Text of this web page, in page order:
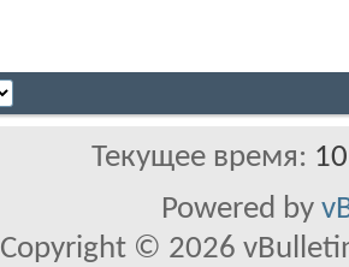
Текущее время:
Powered by
Copyright © 2026